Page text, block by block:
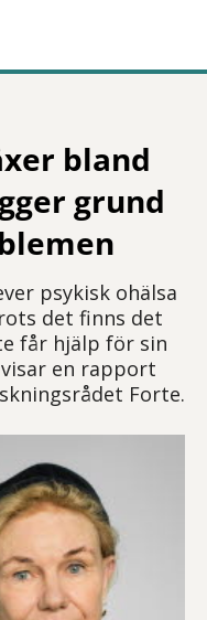
bland
grund
psykisk ohälsa
det finns det
får hjälp för sin
en rapport
Forte.